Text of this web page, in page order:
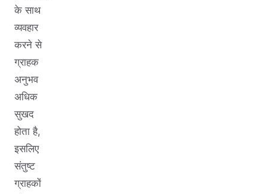
के साथ
व्यवहार
करने से
ग्राहक
अनुभव
अधिक
सुखद
होता है,
इसलिए
संतुष्ट
ग्राहकों